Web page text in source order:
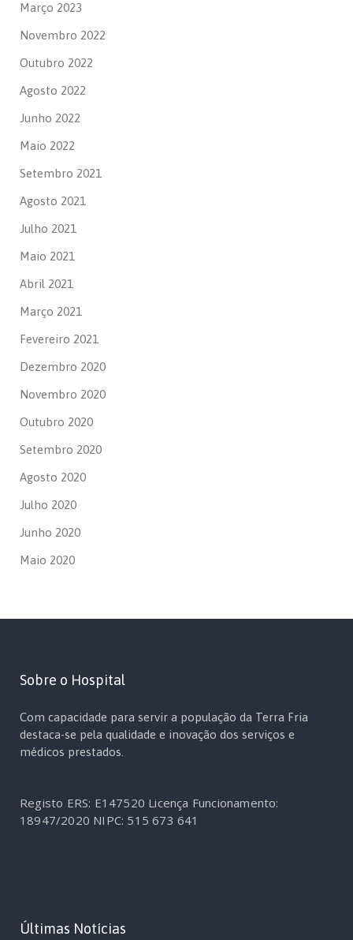
Março 2023
Novembro 2022
Outubro 2022
Agosto 2022
Junho 2022
Maio 2022
Setembro 2021
Agosto 2021
Julho 2021
Maio 2021
Abril 2021
Março 2021
Fevereiro 2021
Dezembro 2020
Novembro 2020
Outubro 2020
Setembro 2020
Agosto 2020
Julho 2020
Junho 2020
Maio 2020
Sobre o Hospital
Com capacidade para servir a população da Terra Fria
destaca-se pela qualidade e inovação dos serviços e
médicos prestados.
Registo ERS: E147520 Licença Funcionamento:
18947/2020 NIPC: 515 673 641
Últimas Notícias